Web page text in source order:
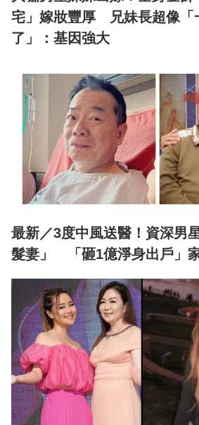
宅」嫁妝豐厚 兄妹長超像「
了」：基因強大
最新／3度中風送醫！資深男
髮妻」 「砸1億淨身出戶」